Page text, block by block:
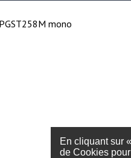
En cliquant sur
de Cookies
mono